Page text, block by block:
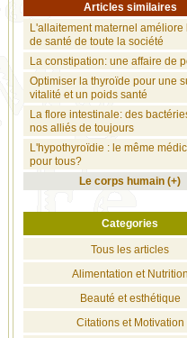
Articles similaires
L'allaitement maternel améliore
de santé de toute la société
La constipation: une affaire de
Optimiser la thyroïde pour une
vitalité et un poids santé
La flore intestinale: des
nos alliés de toujours
L'hypothyroïdie : le même
pour tous?
Le corps humain (+)
Categories
Tous les articles
Alimentation et Nutrition
Beauté et esthétique
Citations et Motivation